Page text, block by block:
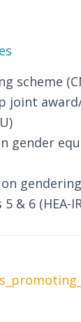
joint
gender
6 (HEA-